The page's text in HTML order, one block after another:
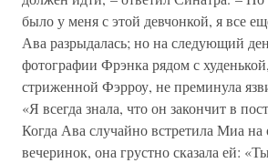
было у меня с этой девчонкой, я все
Ава разрыдалась; но на следующий
фотографии Фрэнка рядом с
стриженной Фэрроу, не преминула
«Я всегда знала, что он закончит в
Когда Ава случайно встретила Миа на
вечеринок, она грустно сказала ей: